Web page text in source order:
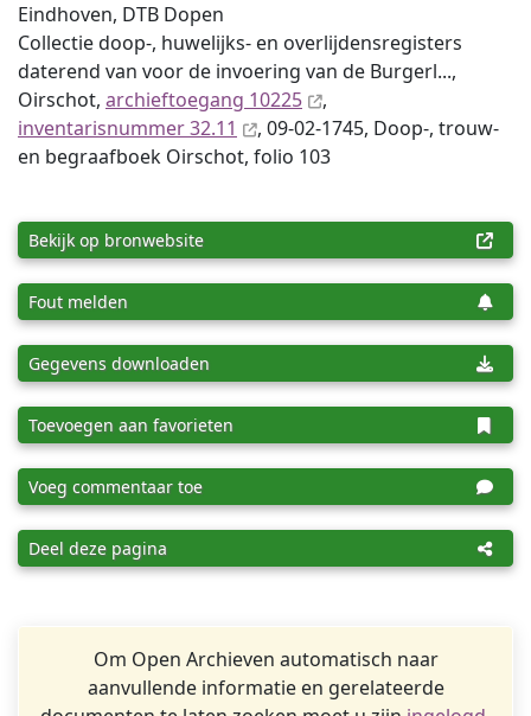
Eindhoven, DTB Dopen
Collectie doop-, huwelijks- en overlijdensregisters
daterend van voor de invoering van de Burgerl...,
Oirschot, archieftoegang 10225
,
inventaris­num­mer 32.11
, 09-02-1745, Doop-, trouw-
en begraafboek Oirschot, folio 103
Bekijk op bronwebsite
Fout melden
Gegevens downloaden
Toevoegen aan favorieten
Voeg commentaar toe
Deel deze pagina
Om Open Archieven automatisch naar
aanvullende informatie en gerelateerde